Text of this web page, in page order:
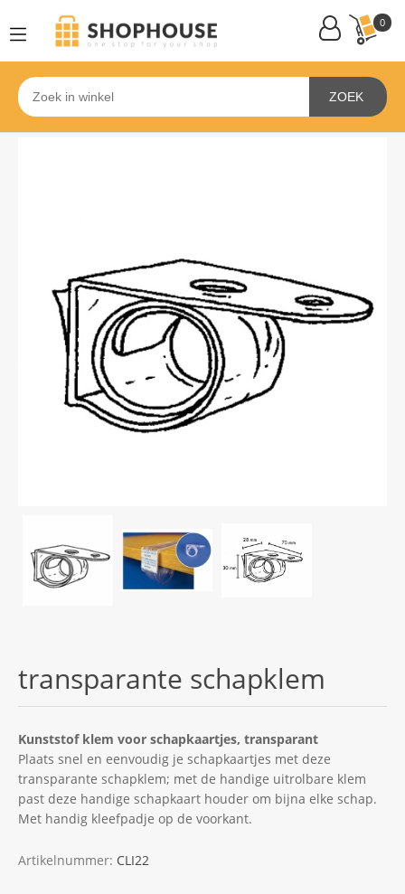
0
ZOEK
transparante schapklem
Kunststof klem voor schapkaartjes, transparant
Plaats snel en eenvoudig je schapkaartjes met deze
transparante schapklem; met de handige uitrolbare klem
past deze handige schapkaart houder om bijna elke schap.
Met handig kleefpadje op de voorkant.
Artikelnummer: CLI22